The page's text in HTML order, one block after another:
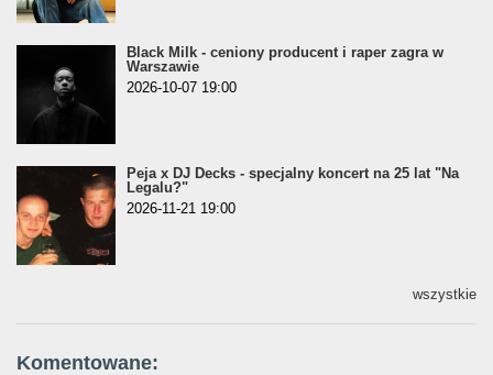
Black Milk - ceniony producent i raper zagra w
Warszawie
2026-10-07 19:00
Peja x DJ Decks - specjalny koncert na 25 lat "Na
Legalu?"
2026-11-21 19:00
wszystkie
Komentowane: